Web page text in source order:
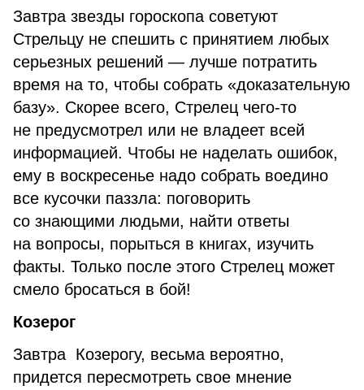
Завтра звезды гороскопа советуют
Стрельцу не спешить с принятием любых
серьезных решений — лучше потратить
время на то, чтобы собрать «доказательную
базу». Скорее всего, Стрелец чего-то
не предусмотрел или не владеет всей
информацией. Чтобы не наделать ошибок,
ему в воскресенье надо собрать воедино
все кусочки паззла: поговорить
со знающими людьми, найти ответы
на вопросы, порыться в книгах, изучить
факты. Только после этого Стрелец может
смело бросаться в бой!
Козерог
Завтра Козерогу, весьма вероятно,
придется пересмотреть свое мнение